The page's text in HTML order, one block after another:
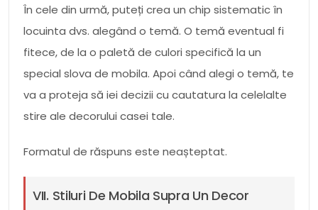
În cele din urmă, puteți crea un chip sistematic în
locuinta dvs. alegând o temă. O temă eventual fi
fitece, de la o paletă de culori specifică la un
special slova de mobila. Apoi când alegi o temă, te
va a proteja să iei decizii cu cautatura la celelalte
stire ale decorului casei tale.
Formatul de răspuns este neașteptat.
VII. Stiluri De Mobila Supra Un Decor